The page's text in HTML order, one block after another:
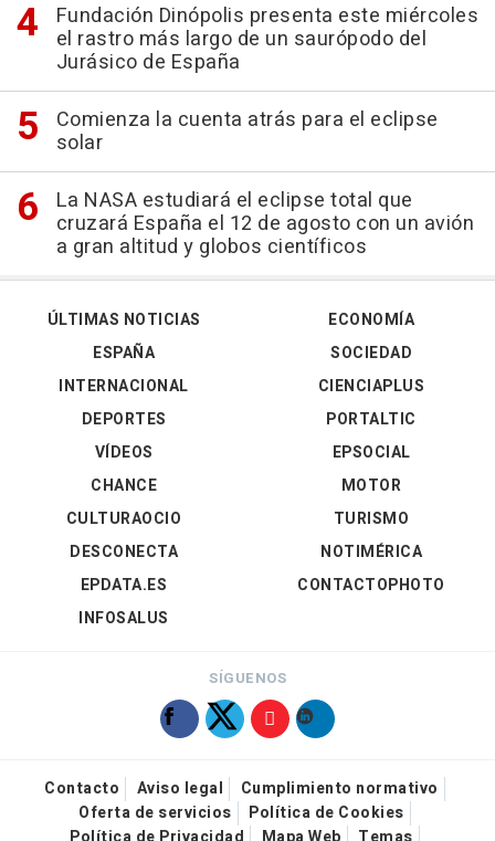
Fundación Dinópolis presenta este miércoles
el rastro más largo de un saurópodo del
Jurásico de España
Comienza la cuenta atrás para el eclipse
solar
La NASA estudiará el eclipse total que
cruzará España el 12 de agosto con un avión
a gran altitud y globos científicos
ÚLTIMAS NOTICIAS
ESPAÑA
INTERNACIONAL
DEPORTES
VÍDEOS
ECONOMÍA
SOCIEDAD
CIENCIAPLUS
PORTALTIC
EPSOCIAL
CHANCE
CULTURAOCIO
DESCONECTA
EPDATA.ES
INFOSALUS
MOTOR
TURISMO
NOTIMÉRICA
CONTACTOPHOTO
SÍGUENOS
Contacto Aviso legal
Cumplimiento normativo
Oferta de servicios
Política de Cookies